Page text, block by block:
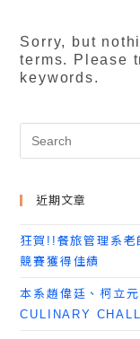
Sorry, but
terms. Please
keywords.
近期文章
狂賀!!餐旅管理系老
競賽獲得佳績
本系趙偉廷、柯立
CULINARY